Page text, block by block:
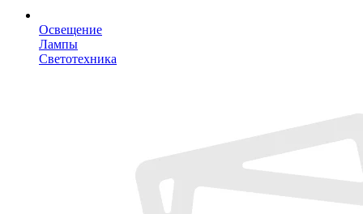
Освещение
Лампы
Светотехника